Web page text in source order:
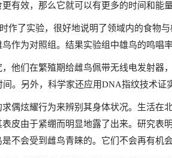
有效，那么它就可以有更多的时间和能
作了实验，很好地说明了领域内的食物
为对照组。结果实验组中雄鸟的鸣唱
他们在繁殖期给雌鸟佩带无线电发射
。另外，科学家还应用DNA指纹技术
偶炫耀行为来辨别其身体状况。生活
皮由于紧绷而明显地露了出来。研究表
不会受到雌鸟青睐的。它们不会再有机